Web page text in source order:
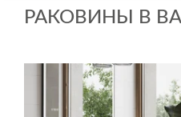
РАКОВИНЫ В